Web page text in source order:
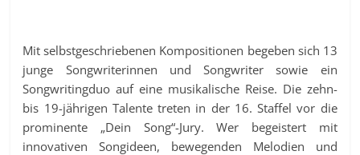
Mit selbstgeschriebenen Kompositionen begeben sich 13
junge Songwriterinnen und Songwriter sowie ein
Songwritingduo auf eine musikalische Reise. Die zehn-
bis 19-jährigen Talente treten in der 16. Staffel vor die
prominente „Dein Song“-Jury. Wer begeistert mit
innovativen Songideen, bewegenden Melodien und